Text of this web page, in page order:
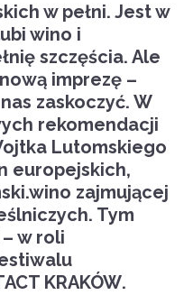
w pełni. Jest w
wino i
szczęścia. Ale
imprezę –
zaskoczyć. W
rekomendacji
Lutomskiego
europejskich,
zajmującej
Tym
w roli
KRAKÓW.